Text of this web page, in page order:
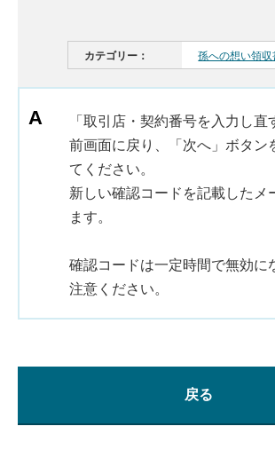
カテゴリー： 孫への想い領収
「取引店・契約番号を入力し直
前画面に戻り、「次へ」ボタン
てください。
新しい確認コードを記載したメ
ます。
確認コードは一定時間で無効に
注意ください。
戻る